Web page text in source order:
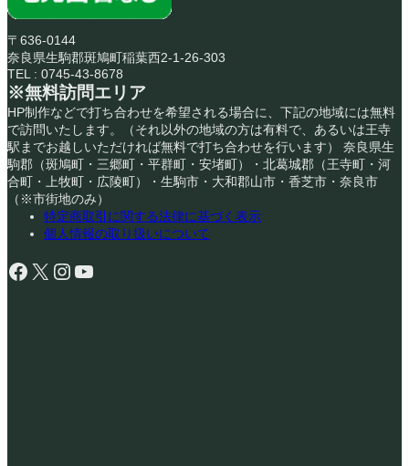
〒636-0144
奈良県生駒郡斑鳩町稲葉西2-1-26-303
TEL : 0745-43-8678
※無料訪問エリア
HP制作などで打ち合わせを希望される場合に、下記の地域には無料
で訪問いたします。（それ以外の地域の方は有料で、あるいは王寺
駅までお越しいただければ無料で打ち合わせを行います） 奈良県生
駒郡（斑鳩町・三郷町・平群町・安堵町）・北葛城郡（王寺町・河
合町・上牧町・広陵町）・生駒市・大和郡山市・香芝市・奈良市
（※市街地のみ）
特定商取引に関する法律に基づく表示
個人情報の取り扱いについて
Facebook X Instagram YouTube